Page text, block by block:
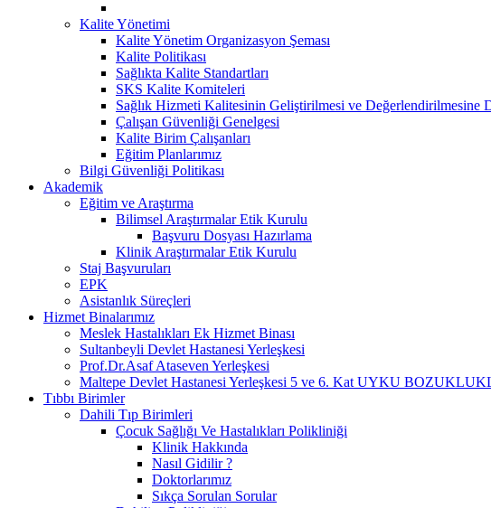
Kalite Yönetimi
Kalite Yönetim Organizasyon Şeması
Kalite Politikası
Sağlıkta Kalite Standartları
SKS Kalite Komiteleri
Sağlık Hizmeti Kalitesinin Geliştirilmesi ve Değerlendirilmesine
Çalışan Güvenliği Genelgesi
Kalite Birim Çalışanları
Eğitim Planlarımız
Bilgi Güvenliği Politikası
Akademik
Eğitim ve Araştırma
Bilimsel Araştırmalar Etik Kurulu
Başvuru Dosyası Hazırlama
Klinik Araştırmalar Etik Kurulu
Staj Başvuruları
EPK
Asistanlık Süreçleri
Hizmet Binalarımız
Meslek Hastalıkları Ek Hizmet Binası
Sultanbeyli Devlet Hastanesi Yerleşkesi
Prof.Dr.Asaf Ataseven Yerleşkesi
Maltepe Devlet Hastanesi Yerleşkesi 5 ve 6. Kat UYKU
Tıbbı Birimler
Dahili Tıp Birimleri
Çocuk Sağlığı Ve Hastalıkları Polikliniği
Klinik Hakkında
Nasıl Gidilir ?
Doktorlarımız
Sıkça Sorulan Sorular